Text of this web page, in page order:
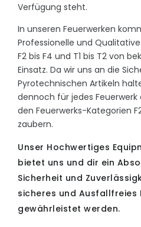
Verfügung steht.
In unseren Feuerwerken
Professionelle und
F2 bis F4 und T1 bis T2 von
Einsatz. Da wir uns an die
Pyrotechnischen Artikeln
dennoch für jedes
den Feuerwerks-Kategorien
zaubern.
Unser Hochwertiges
bietet uns und dir ein
Sicherheit und
sicheres und Ausfallfreies
gewährleistet werden.